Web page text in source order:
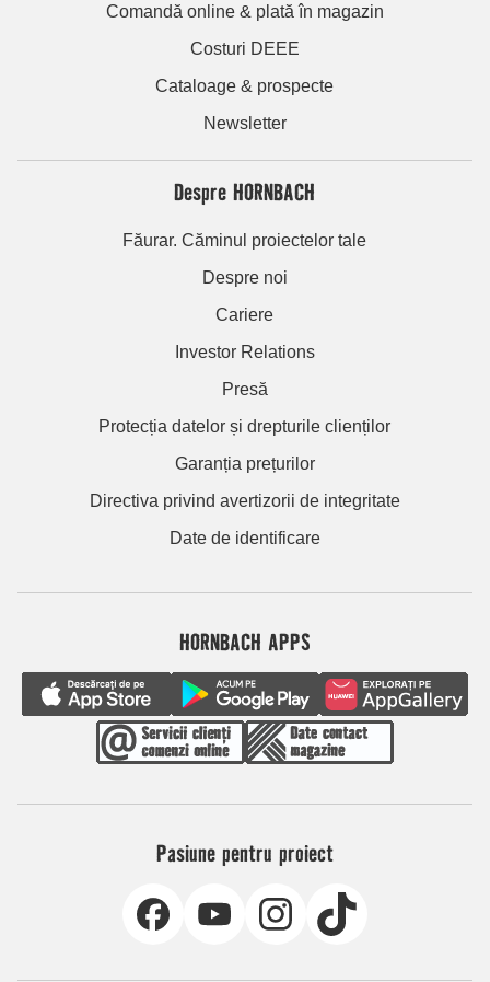
Comandă online & plată în magazin
Costuri DEEE
Cataloage & prospecte
Newsletter
Despre HORNBACH
Făurar. Căminul proiectelor tale
Despre noi
Cariere
Investor Relations
Presă
Protecția datelor și drepturile clienților
Garanția prețurilor
Directiva privind avertizorii de integritate
Date de identificare
HORNBACH APPS
Pasiune pentru proiect